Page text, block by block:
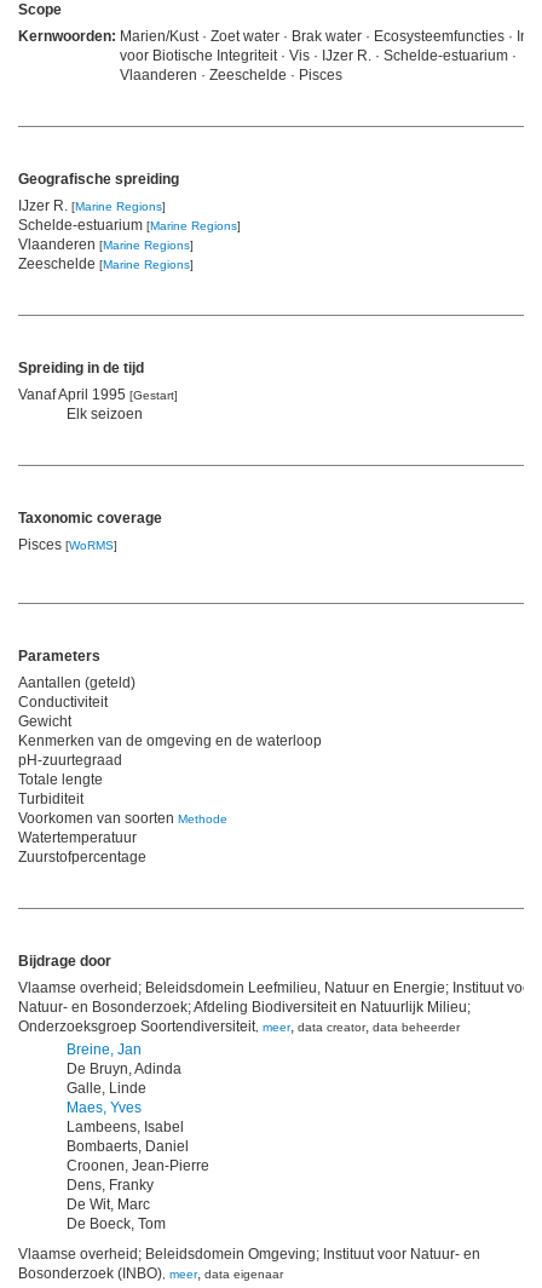
Scope
Kernwoorden: Marien/Kust · Zoet water · Brak water · Ecosysteemfuncties ·
voor Biotische Integriteit · Vis · IJzer R. · Schelde-estuarium ·
Vlaanderen · Zeeschelde · Pisces
Geografische spreiding
IJzer R. [Marine Regions]
Schelde-estuarium [Marine Regions]
Vlaanderen [Marine Regions]
Zeeschelde [Marine Regions]
Spreiding in de tijd
Vanaf April 1995 [Gestart]
Elk seizoen
Taxonomic coverage
Pisces [WoRMS]
Parameters
Aantallen (geteld)
Conductiviteit
Gewicht
Kenmerken van de omgeving en de waterloop
pH-zuurtegraad
Totale lengte
Turbiditeit
Voorkomen van soorten Methode
Watertemperatuur
Zuurstofpercentage
Bijdrage door
Vlaamse overheid; Beleidsdomein Leefmilieu, Natuur en Energie; Instituut voor
Natuur- en Bosonderzoek; Afdeling Biodiversiteit en Natuurlijk Milieu;
Onderzoeksgroep Soortendiversiteit, meer, data creator, data beheerder
Breine, Jan
De Bruyn, Adinda
Galle, Linde
Maes, Yves
Lambeens, Isabel
Bombaerts, Daniel
Croonen, Jean-Pierre
Dens, Franky
De Wit, Marc
De Boeck, Tom
Vlaamse overheid; Beleidsdomein Omgeving; Instituut voor Natuur- en
Bosonderzoek (INBO), meer, data eigenaar